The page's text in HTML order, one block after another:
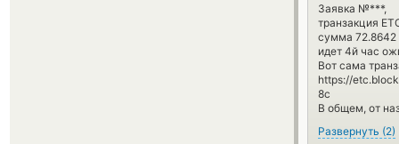
Заявка №***,
транзакция
сумма 72.8642
идет 4й час
Вот сама
https://
8c
В общем, от
Развернуть (2)